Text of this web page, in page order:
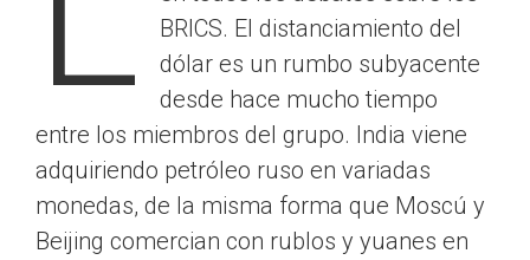
BRICS. El distanciamiento del
dólar es un rumbo subyacente
desde hace mucho tiempo
entre los miembros del grupo. India viene
adquiriendo petróleo ruso en variadas
monedas, de la misma forma que Moscú y
Beijing comercian con rublos y yuanes en